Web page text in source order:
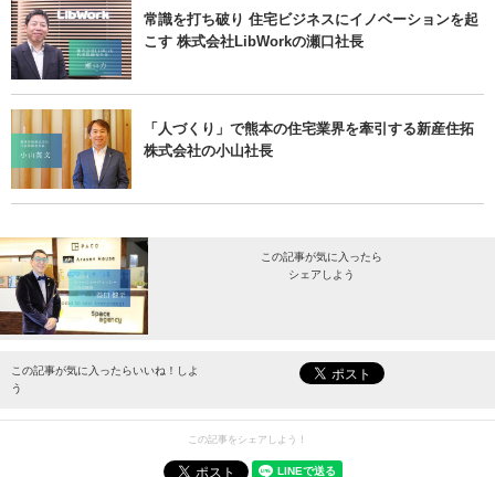
常識を打ち破り 住宅ビジネスにイノベーションを起
こす 株式会社LibWorkの瀬口社長
「人づくり」で熊本の住宅業界を牽引する新産住拓
株式会社の小山社長
この記事が気に入ったら
シェアしよう
最新情報をお届けします。
この記事が気に入ったらいいね！しよ
う
この記事をシェアしよう！